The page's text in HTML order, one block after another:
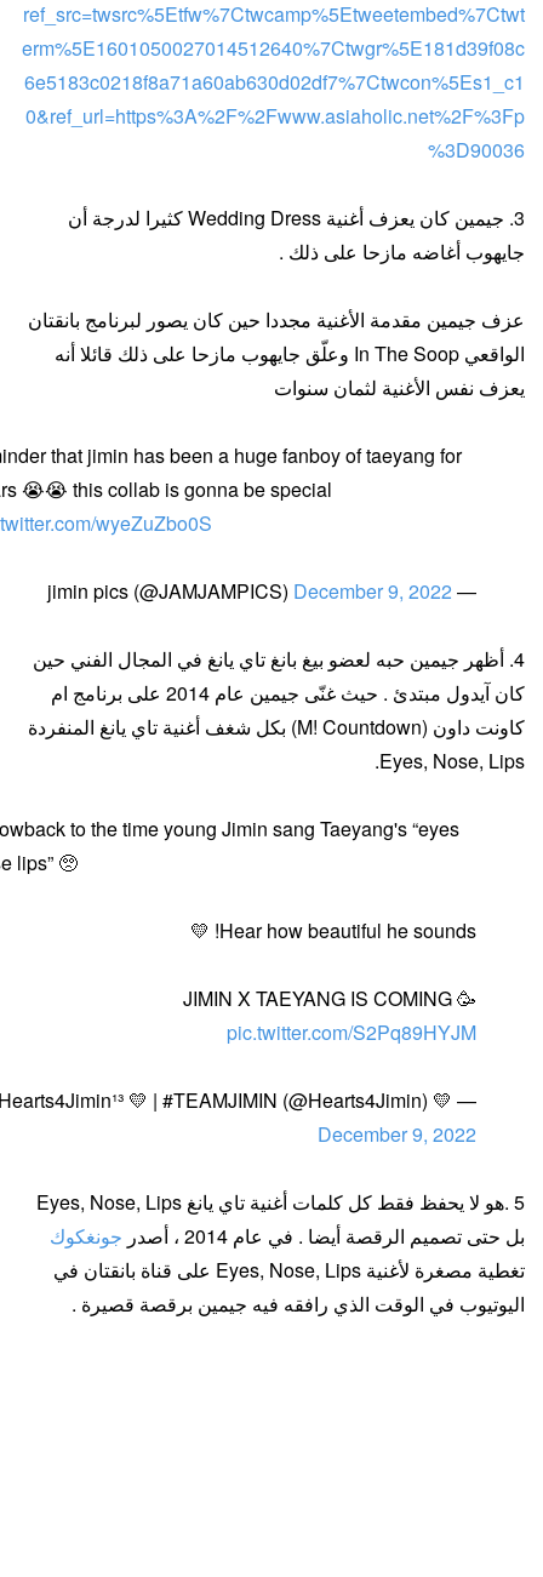
ref_src=twsrc%5Etfw%7Ctwcamp%5Etweetembed%7Ctwt
erm%5E1601050027014512640%7Ctwgr%5E181d39f08c
6e5183c0218f8a71a60ab630d02df7%7Ctwcon%5Es1_c1
0&ref_url=https%3A%2F%2Fwww.asiaholic.net%2F%3Fp
%3D90036
3. جيمين كان يعزف أغنية Wedding Dress كثيرا لدرجة أن
جايهوب أغاضه مازحا على ذلك .
عزف جيمين مقدمة الأغنية مجددا حين كان يصور لبرنامج بانقتان
الواقعي In The Soop وعلّق جايهوب مازحا على ذلك قائلا أنه
يعزف نفس الأغنية لثمان سنوات
that jimin has been a huge fanboy of taeyang for
😭😭 this collab is gonna be special
wyeZuZbo0S
— jimin pics (@JAMJAMPICS)
December 9, 2022
4. أظهر جيمين حبه لعضو بيغ بانغ تاي يانغ في المجال الفني حين
كان آيدول مبتدئ . حيث غنّى جيمين عام 2014 على برنامج ام
كاونت داون (M! Countdown) بكل شغف أغنية تاي يانغ المنفردة
Eyes, Nose, Lips.
to the time young Jimin sang Taeyang's “eyes
lips” 🥺
Hear how beautiful he sounds! 💛
JIMIN X TAEYANG IS COMING 🥳
pic.twitter.com/S2Pq89HYJM
— 💛 ¹⁰Hearts4Jimin¹³ 💛 | #TEAMJIMIN (@Hearts4Jimin)
December 9, 2022
5 .هو لا يحفظ فقط كل كلمات أغنية تاي يانغ Eyes, Nose, Lips
بل حتى تصميم الرقصة أيضا . في عام 2014 ، أصدر
جونغكوك
تغطية مصغرة لأغنية Eyes, Nose, Lips على قناة بانقتان في
اليوتيوب في الوقت الذي رافقه فيه جيمين برقصة قصيرة .